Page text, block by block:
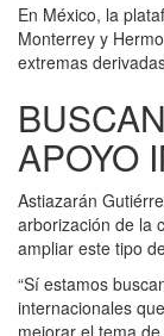
En México, la
Monterrey y
extremas
APOYO
Astiazarán
arborización de la
ampliar este tipo
“Sí estamos
internacionales
mejorar el tema